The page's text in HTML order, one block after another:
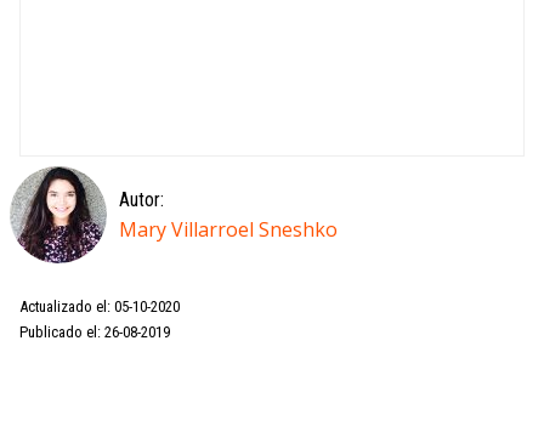
Autor:
Mary Villarroel Sneshko
Actualizado el: 05-10-2020
Publicado el: 26-08-2019